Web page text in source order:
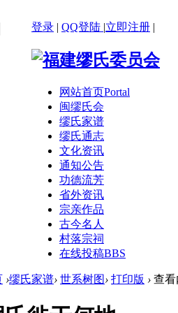
登录 | QQ登陆 |立即注册 |
网站首页Portal
闽缪氏会
缪氏家谱
缪氏通志
文化资讯
通知公告
功德流芳
省外资讯
宗亲作品
古今名人
村落宗祠
在线投稿BBS
›缪氏家谱› 世系树图› 打印版 › 查